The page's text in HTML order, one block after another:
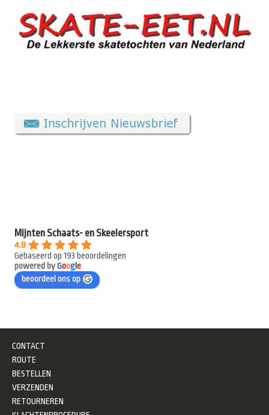
Mijnten Schaats- en Skeelersport
4.8
Gebaseerd op 193 beoordelingen
powered byGooge
beoordeel ons op
CONTACT
ROUTE
BESTELLEN
VERZENDEN
RETOURNEREN